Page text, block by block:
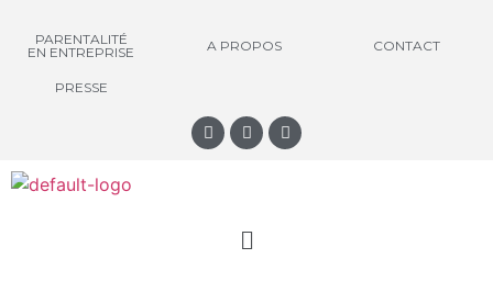
PARENTALITÉ
EN ENTREPRISE
A PROPOS CONTACT
PRESSE